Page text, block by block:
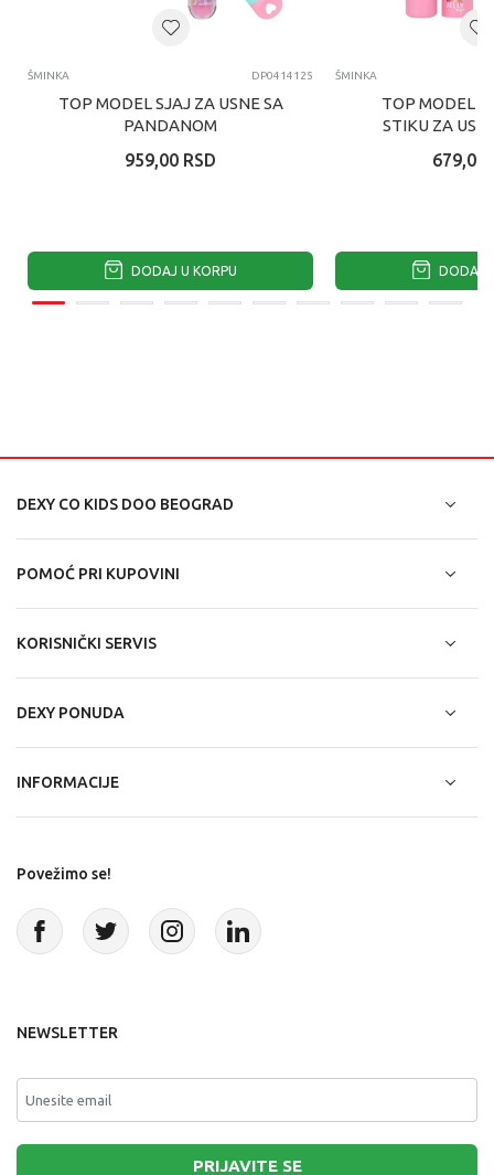
ŠMINKA DP0414125
TOP MODEL SJAJ ZA USNE SA
PANDANOM
959,00 RSD
DODAJ U KORPU
ŠMINKA
TOP MODEL
STIKU ZA
679,00
DODAJ
DEXY CO KIDS DOO BEOGRAD
POMOĆ PRI KUPOVINI
KORISNIČKI SERVIS
DEXY PONUDA
INFORMACIJE
Povežimo se!
NEWSLETTER
PRIJAVITE SE